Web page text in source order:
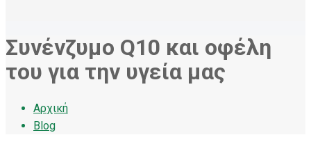
Συνένζυμο Q10 και οφέλη
του για την υγεία μας
Αρχική
Blog